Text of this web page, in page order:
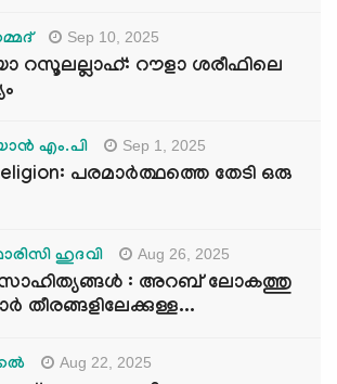
Sep 10, 2025
റസൂലല്ലാഹ്: റൗളാ ശരീഫിലെ
എം.പി Sep 1, 2025
പരമാർത്ഥത്തെ തേടി ഒരു
ഹുദവി Aug 26, 2025
സാഹിത്യങ്ങൾ : അറബ് ലോകത്തു
തീരങ്ങളിലേക്കുള്ള...
Aug 22, 2025